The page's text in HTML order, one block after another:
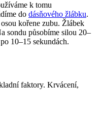
k tomu
do dásňového žlábku.
kořene zubu. Žlábek
sondu působíme silou 20–
10–15 sekundách.
faktory. Krvácení,